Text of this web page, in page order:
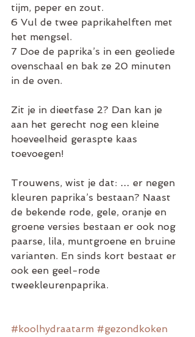
tijm, peper en zout.
6 Vul de twee paprikahelften met
het mengsel.
7 Doe de paprika’s in een geoliede
ovenschaal en bak ze 20 minuten
in de oven.
Zit je in dieetfase 2? Dan kan je
aan het gerecht nog een kleine
hoeveelheid geraspte kaas
toevoegen!
Trouwens, wist je dat: … er negen
kleuren paprika’s bestaan? Naast
de bekende rode, gele, oranje en
groene versies bestaan er ook nog
paarse, lila, muntgroene en bruine
varianten. En sinds kort bestaat er
ook een geel-rode
tweekleurenpaprika.
#koolhydraatarm #gezondkoken